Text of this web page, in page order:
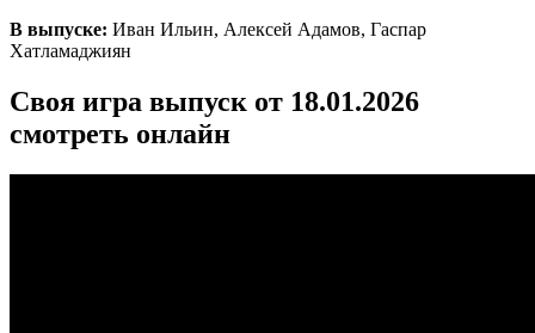
В выпуске: Иван Ильин, Алексей Адамов, Гаспар
Хатламаджиян
Своя игра выпуск от 18.01.2026
смотреть онлайн